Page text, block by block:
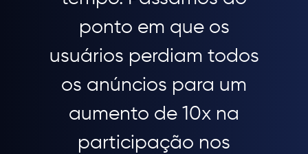
ponto em que os
usuários perdiam todos
os anúncios para um
aumento de 10x na
participação nos